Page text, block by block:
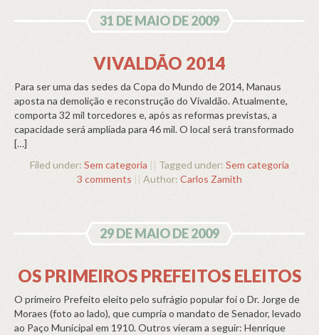
31 DE MAIO DE 2009
VIVALDÃO 2014
Para ser uma das sedes da Copa do Mundo de 2014, Manaus
aposta na demolição e reconstrução do Vivaldão. Atualmente,
comporta 32 mil torcedores e, após as reformas previstas, a
capacidade será ampliada para 46 mil. O local será transformado
[…]
Filed under: Sem categoria || Tagged under: Sem categoria
3 comments || Author: Carlos Zamith
29 DE MAIO DE 2009
OS PRIMEIROS PREFEITOS ELEITOS
O primeiro Prefeito eleito pelo sufrágio popular foi o Dr. Jorge de
Moraes (foto ao lado), que cumpria o mandato de Senador, levado
ao Paço Municipal em 1910. Outros vieram a seguir: Henrique